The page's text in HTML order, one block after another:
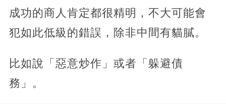
成功的商人肯定都很精明，不大可能會
犯如此低級的錯誤，除非中間有貓膩。
比如說「惡意炒作」或者「躲避債
務」。